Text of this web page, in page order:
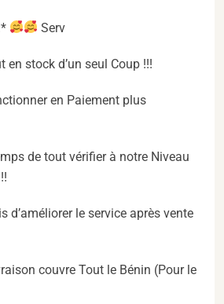
Serv
en stock d’un seul Coup !!!
en Paiement plus
de tout vérifier à notre Niveau
d’améliorer le service après vente
couvre Tout le Bénin (Pour le